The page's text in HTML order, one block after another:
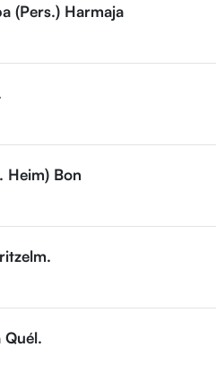
(Pers.) Harmaja
Heim) Bon